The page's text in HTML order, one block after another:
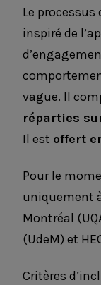
Le
inspiré de
vague. Il
réparties
Il est offert
Pour le
uniquement
Montréal
(UdeM) et
Critères